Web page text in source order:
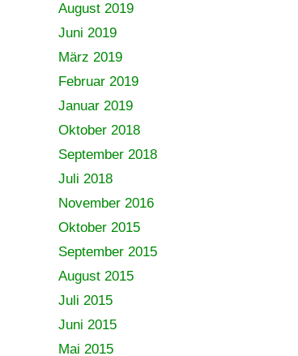
August 2019
Juni 2019
März 2019
Februar 2019
Januar 2019
Oktober 2018
September 2018
Juli 2018
November 2016
Oktober 2015
September 2015
August 2015
Juli 2015
Juni 2015
Mai 2015